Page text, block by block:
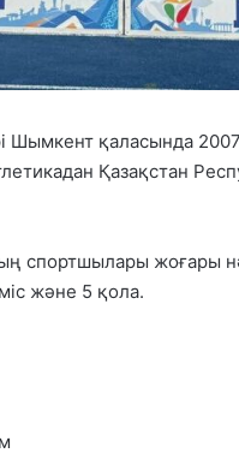
Шымкент қаласында
Қазақстан
спортшылары жоғары
және 5 қола.